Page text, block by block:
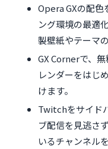
Opera GXの配色
ング環境の最適
製壁紙やテーマ
GX Cornerで、
レンダーをはじ
けます。
Twitchをサイド
ブ配信を見逃さ
いるチャンネル